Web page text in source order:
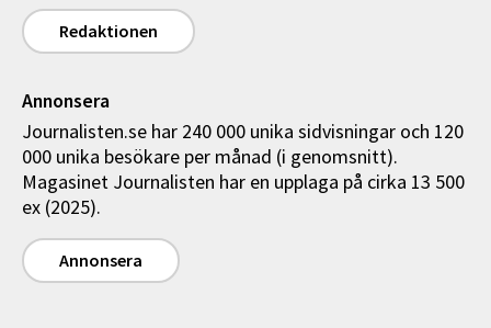
Redaktionen
Annonsera
Journalisten.se har 240 000 unika sidvisningar och 120
000 unika besökare per månad (i genomsnitt).
Magasinet Journalisten har en upplaga på cirka 13 500
ex (2025).
Annonsera